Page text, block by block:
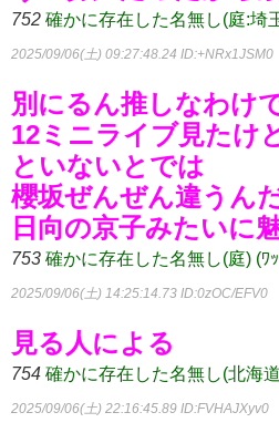
752 確かに存在した名無し(庭:埼
2025/09/06(土) 09:27:48.24 ID:+NRx1JSM0
別にるん推しなわけ
12ミニライブ見たけ
といないとでは
櫻坂ぜんぜん違うん
日向の京子みたいに
753 確かに存在した名無し(庭) (ﾜ
2025/09/06(土) 14:25:14.73 ID:0zOC/EFV0
見る人による
754 確かに存在した名無し(北海
2025/09/06(土) 22:16:45.89 ID:FVHAJXyv0